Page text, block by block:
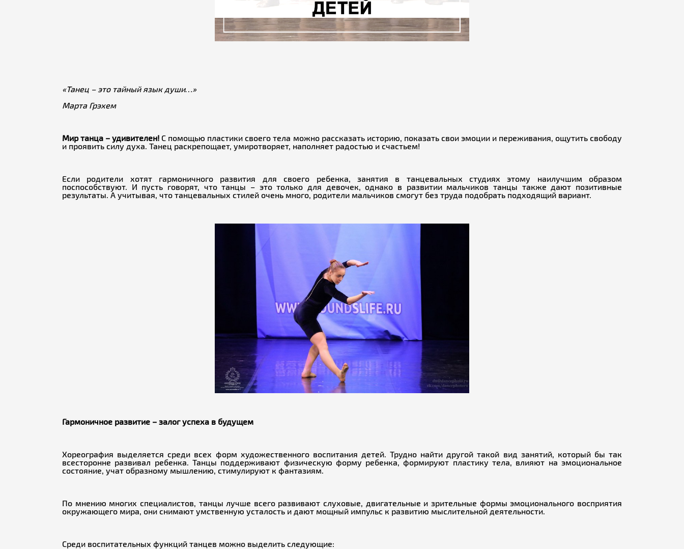
«Танец – это тайный язык души…»
Марта Грэхем
Мир танца – удивителен! С помощью пластики своего тела можно рассказать историю, показать свои эмоции и переживания, ощутить свободу
и проявить силу духа. Танец раскрепощает, умиротворяет, наполняет радостью и счастьем!
Если родители хотят гармоничного развития для своего ребенка, занятия в танцевальных студиях этому наилучшим образом
поспособствуют. И пусть говорят, что танцы – это только для девочек, однако в развитии мальчиков танцы также дают позитивные
результаты. А учитывая, что танцевальных стилей очень много, родители мальчиков смогут без труда подобрать подходящий вариант.
Гармоничное развитие – залог успеха в будущем
Хореография выделяется среди всех форм художественного воспитания детей. Трудно найти другой такой вид занятий, который бы так
всесторонне развивал ребенка. Танцы поддерживают физическую форму ребенка, формируют пластику тела, влияют на эмоциональное
состояние, учат образному мышлению, стимулируют к фантазиям.
По мнению многих специалистов, танцы лучше всего развивают слуховые, двигательные и зрительные формы эмоционального восприятия
окружающего мира, они снимают умственную усталость и дают мощный импульс к развитию мыслительной деятельности.
Среди воспитательных функций танцев можно выделить следующие: